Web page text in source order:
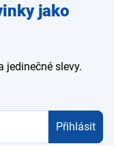
jako
jedinečné slevy.
Přihlásit